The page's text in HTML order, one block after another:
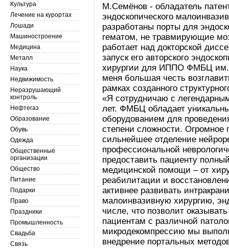
М.Семёнов - обладатель
эндоскопического
разработаны порты для
гематом, не травмирующие
работает над докторской
запуск его авторского
хирургии для ИППО ФМБЦ
меня большая честь
рамках созданного
«Я сотрудничаю с
лет. ФМБЦ обладает
оборудованием для
степени сложности.
сильнейшее отделение
профессиональной
предоставить пациенту
медицинской помощи – от
реабилитации и
активнее развивать
малоинвазивную хирургию,
числе, что позволит
пациентам с различной
микродекомпрессию мы
внедрение портальных
Культура
Лечение на курортах
Лошади
Машиностроение
Медицина
Металл
Наука
Недвижимость
Неразрушающий
контроль
Нефтегаз
Образование
Обувь
Одежда
Общественные
организации
Общество
Питание
Подарки
Право
Праздники
Промышленность
Свадьба
Связь